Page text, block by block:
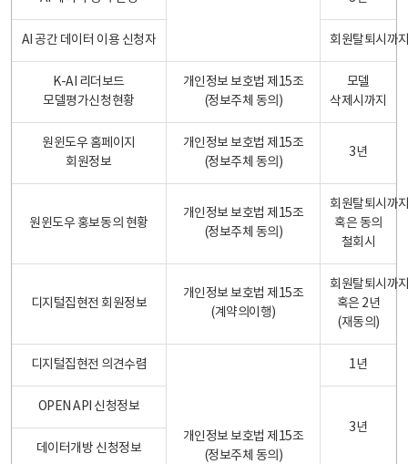
AI 공간 데이터 이용 신청자 회원탈퇴시까
K-AI 리더보드
모델평가신청현황
개인정보 보호법 제15조
(정보주체 동의)
모델
삭제시까지
원윈도우 홈페이지
회원정보
개인정보 보호법 제15조
(정보주체 동의)
3년
원윈도우 홍보동의 현황
개인정보 보호법 제15조
(정보주체 동의)
회원탈퇴시까
혹은 동의
철회시
디지털집현전 회원정보
개인정보 보호법 제15조
(계약의이행)
회원탈퇴시까
혹은 2년
(재동의)
디지털집현전 의견수렴
개인정보 보호법 제15조
(정보주체 동의)
1년
OPEN API 신청정보
3년
데이터개방 신청정보